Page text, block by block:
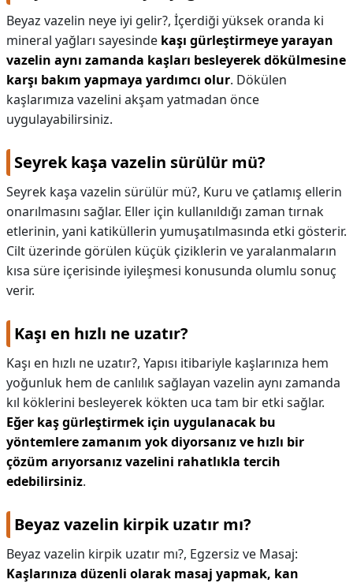
Beyaz vazelin neye iyi gelir?, İçerdiği yüksek oranda ki
mineral yağları sayesinde kaşı gürleştirmeye yarayan
vazelin aynı zamanda kaşları besleyerek dökülmesine
karşı bakım yapmaya yardımcı olur. Dökülen
kaşlarımıza vazelini akşam yatmadan önce
uygulayabilirsiniz.
Seyrek kaşa vazelin sürülür mü?
Seyrek kaşa vazelin sürülür mü?, Kuru ve çatlamış ellerin
onarılmasını sağlar. Eller için kullanıldığı zaman tırnak
etlerinin, yani katiküllerin yumuşatılmasında etki gösterir.
Cilt üzerinde görülen küçük çiziklerin ve yaralanmaların
kısa süre içerisinde iyileşmesi konusunda olumlu sonuç
verir.
Kaşı en hızlı ne uzatır?
Kaşı en hızlı ne uzatır?, Yapısı itibariyle kaşlarınıza hem
yoğunluk hem de canlılık sağlayan vazelin aynı zamanda
kıl köklerini besleyerek kökten uca tam bir etki sağlar.
Eğer kaş gürleştirmek için uygulanacak bu
yöntemlere zamanım yok diyorsanız ve hızlı bir
çözüm arıyorsanız vazelini rahatlıkla tercih
edebilirsiniz.
Beyaz vazelin kirpik uzatır mı?
Beyaz vazelin kirpik uzatır mı?, Egzersiz ve Masaj:
Kaşlarınıza düzenli olarak masaj yapmak, kan